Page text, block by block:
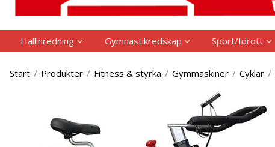
Hallinredning Gymnastikredskap Sport/Idrott
Start / Produkter / Fitness & styrka / Gymmaskiner / Cyklar /